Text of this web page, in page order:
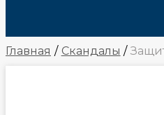
Главная Скандалы